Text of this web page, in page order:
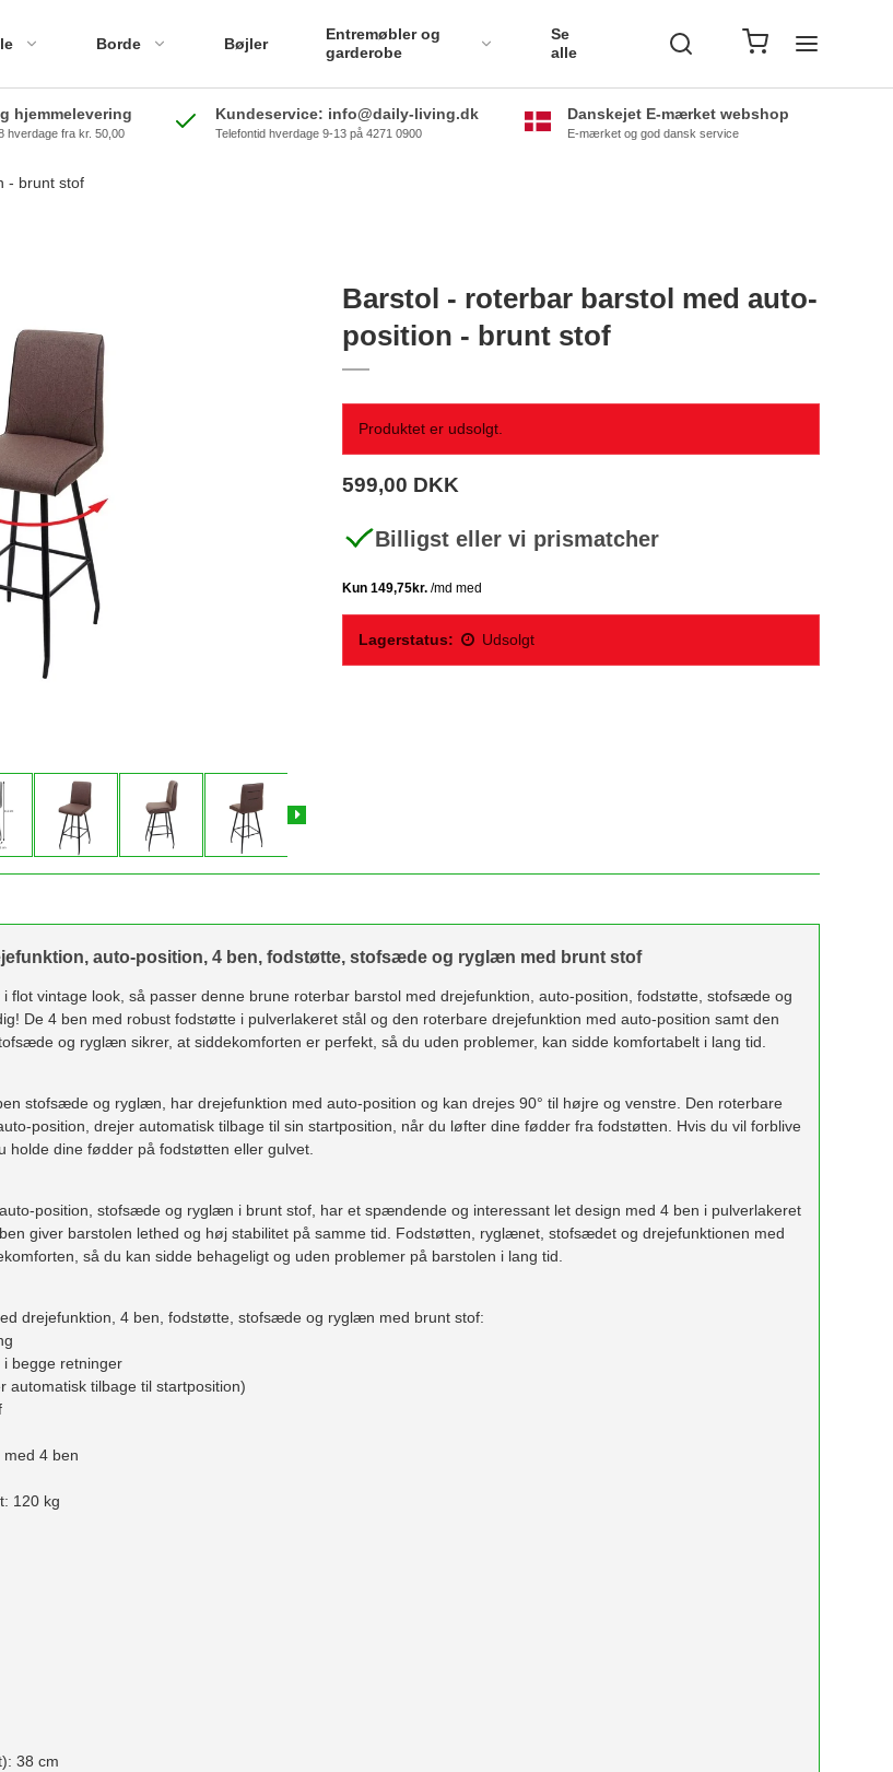
Borde Bøjler
Entremøbler og
garderobe
Se
alle
hjemmelevering
hverdage fra kr. 50,00
Kundeservice: info@daily-living.dk
Telefontid hverdage 9-13 på 4271 0900
Danskejet E-mærket webshop
E-mærket og god dansk service
- brunt stof
Barstol - roterbar barstol med auto-
position - brunt stof
Produktet er udsolgt.
599,00 DKK
Billigst eller vi prismatcher
Lagerstatus: Udsolgt
auto-position, 4 ben, fodstøtte, stofsæde og ryglæn med brunt stof
flot vintage look, så passer denne brune roterbar barstol med drejefunktion, auto-position, fodstøtte, stofsæde og
De 4 ben med robust fodstøtte i pulverlakeret stål og den roterbare drejefunktion med auto-position samt den
og ryglæn sikrer, at siddekomforten er perfekt, så du uden problemer, kan sidde komfortabelt i lang tid.
stofsæde og ryglæn, har drejefunktion med auto-position og kan drejes 90° til højre og venstre. Den roterbare
position, drejer automatisk tilbage til sin startposition, når du løfter dine fødder fra fodstøtten. Hvis du vil forblive
holde dine fødder på fodstøtten eller gulvet.
position, stofsæde og ryglæn i brunt stof, har et spændende og interessant let design med 4 ben i pulverlakeret
giver barstolen lethed og høj stabilitet på samme tid. Fodstøtten, ryglænet, stofsædet og drejefunktionen med
så du kan sidde behageligt og uden problemer på barstolen i lang tid.
drejefunktion, 4 ben, fodstøtte, stofsæde og ryglæn med brunt stof:
i begge retninger
automatisk tilbage til startposition)
4 ben
120 kg
38 cm